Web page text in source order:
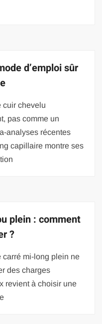
d’emploi sûr
cuir chevelu
pas comme un
analyses récentes
capillaire montre ses
plein : comment
?
carré mi-long plein ne
des charges
revient à choisir une